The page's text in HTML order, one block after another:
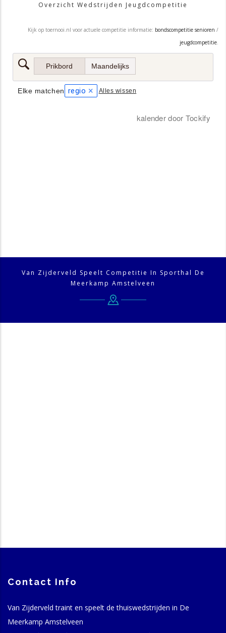
Overzicht Wedstrijden Jeugdcompetitie
Kijk op toernooi.nl voor actuele competitie informatie: bondscompetitie senioren /
jeugdcompetitie.
Van Zijderveld Speelt Competitie In Sporthal De
Meerkamp Amstelveen
Contact Info
Van Zijderveld traint en speelt de thuiswedstrijden in De
Meerkamp Amstelveen